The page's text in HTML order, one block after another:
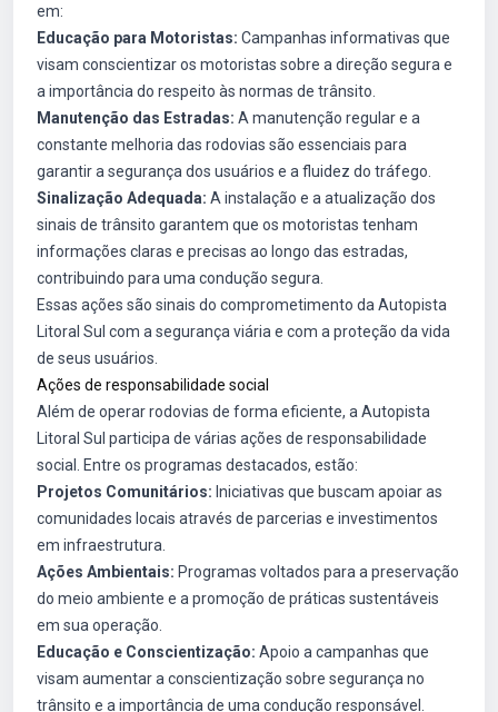
em:
Educação para Motoristas: Campanhas informativas que
visam conscientizar os motoristas sobre a direção segura e
a importância do respeito às normas de trânsito.
Manutenção das Estradas: A manutenção regular e a
constante melhoria das rodovias são essenciais para
garantir a segurança dos usuários e a fluidez do tráfego.
Sinalização Adequada: A instalação e a atualização dos
sinais de trânsito garantem que os motoristas tenham
informações claras e precisas ao longo das estradas,
contribuindo para uma condução segura.
Essas ações são sinais do comprometimento da Autopista
Litoral Sul com a segurança viária e com a proteção da vida
de seus usuários.
Ações de responsabilidade social
Além de operar rodovias de forma eficiente, a Autopista
Litoral Sul participa de várias ações de responsabilidade
social. Entre os programas destacados, estão:
Projetos Comunitários: Iniciativas que buscam apoiar as
comunidades locais através de parcerias e investimentos
em infraestrutura.
Ações Ambientais: Programas voltados para a preservação
do meio ambiente e a promoção de práticas sustentáveis
em sua operação.
Educação e Conscientização: Apoio a campanhas que
visam aumentar a conscientização sobre segurança no
trânsito e a importância de uma condução responsável.